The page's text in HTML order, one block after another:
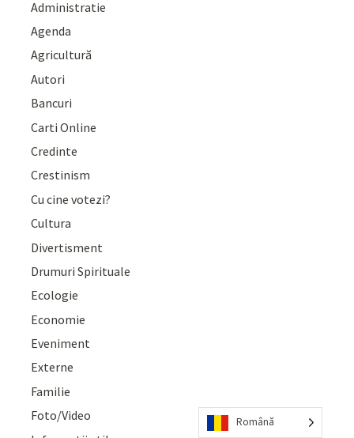
Administratie
Agenda
Agricultură
Autori
Bancuri
Carti Online
Credinte
Crestinism
Cu cine votezi?
Cultura
Divertisment
Drumuri Spirituale
Ecologie
Economie
Eveniment
Externe
Familie
Foto/Video
Română